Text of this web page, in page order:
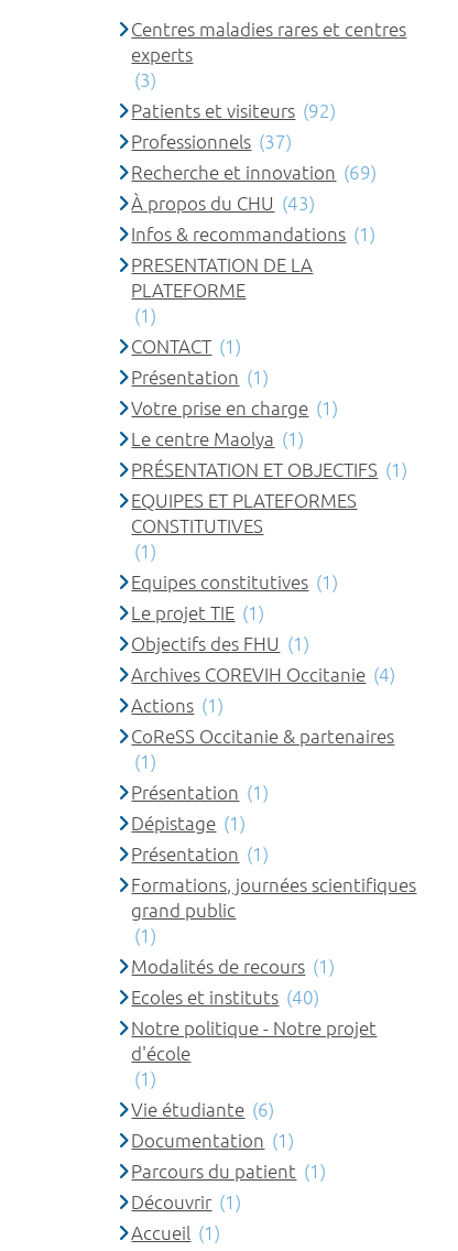
Centres maladies rares et centres
experts
(3)
Patients et visiteurs (92)
Professionnels (37)
Recherche et innovation (69)
À propos du CHU (43)
Infos & recommandations (1)
PRESENTATION DE LA
PLATEFORME
(1)
CONTACT (1)
Présentation (1)
Votre prise en charge (1)
Le centre Maolya (1)
PRÉSENTATION ET OBJECTIFS (1)
EQUIPES ET PLATEFORMES
CONSTITUTIVES
(1)
Equipes constitutives (1)
Le projet TIE (1)
Objectifs des FHU (1)
Archives COREVIH Occitanie (4)
Actions (1)
CoReSS Occitanie & partenaires
(1)
Présentation (1)
Dépistage (1)
Présentation (1)
Formations, journées scientifiques
grand public
(1)
Modalités de recours (1)
Ecoles et instituts (40)
Notre politique - Notre projet
d'école
(1)
Vie étudiante (6)
Documentation (1)
Parcours du patient (1)
Découvrir (1)
Accueil (1)